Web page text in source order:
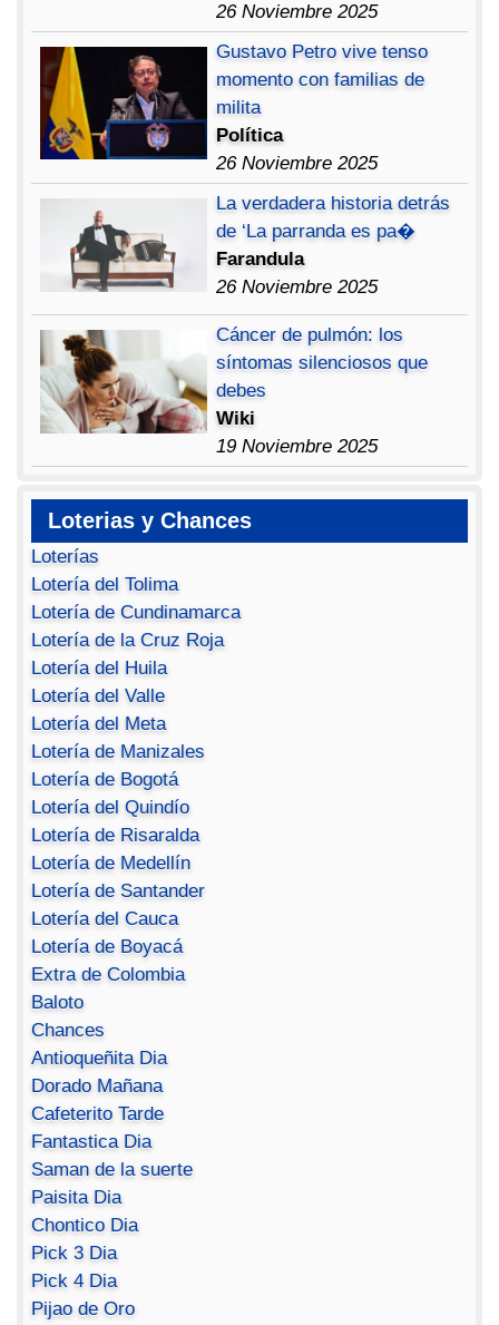
26 Noviembre 2025
Gustavo Petro vive tenso
momento con familias de
milita
Política
26 Noviembre 2025
La verdadera historia detrás
de ‘La parranda es pa�
Farandula
26 Noviembre 2025
Cáncer de pulmón: los
síntomas silenciosos que
debes
Wiki
19 Noviembre 2025
Loterias y Chances
Loterías
Lotería del Tolima
Lotería de Cundinamarca
Lotería de la Cruz Roja
Lotería del Huila
Lotería del Valle
Lotería del Meta
Lotería de Manizales
Lotería de Bogotá
Lotería del Quindío
Lotería de Risaralda
Lotería de Medellín
Lotería de Santander
Lotería del Cauca
Lotería de Boyacá
Extra de Colombia
Baloto
Chances
Antioqueñita Dia
Dorado Mañana
Cafeterito Tarde
Fantastica Dia
Saman de la suerte
Paisita Dia
Chontico Dia
Pick 3 Dia
Pick 4 Dia
Pijao de Oro